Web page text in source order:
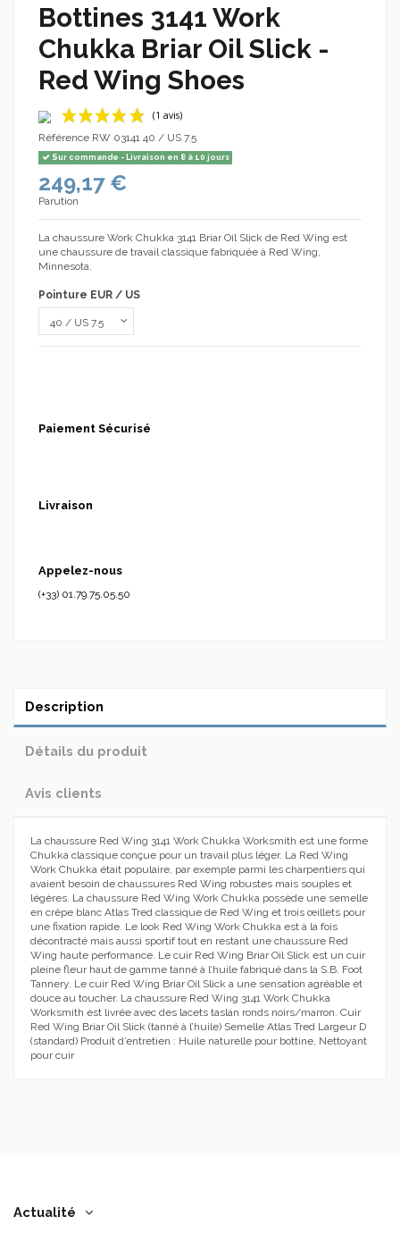
Bottines 3141 Work
Chukka Briar Oil Slick -
Red Wing Shoes
Référence RW 03141 40 / US 7.5
Sur commande - Livraison en 8 à 10 jours
249,17 €
Parution
La chaussure Work Chukka 3141 Briar Oil Slick de Red Wing est
une chaussure de travail classique fabriquée à Red Wing,
Minnesota.
Pointure EUR / US
Paiement Sécurisé
Livraison
Appelez-nous
(+33) 01.79.75.05.50
Description
Détails du produit
Avis clients
La chaussure Red Wing 3141 Work Chukka Worksmith est une forme
Chukka classique conçue pour un travail plus léger. La Red Wing
Work Chukka était populaire, par exemple parmi les charpentiers qui
avaient besoin de chaussures Red Wing robustes mais souples et
légères. La chaussure Red Wing Work Chukka possède une semelle
en crêpe blanc Atlas Tred classique de Red Wing et trois œillets pour
une fixation rapide. Le look Red Wing Work Chukka est à la fois
décontracté mais aussi sportif tout en restant une chaussure Red
Wing haute performance. Le cuir Red Wing Briar Oil Slick est un cuir
pleine fleur haut de gamme tanné à l’huile fabriqué dans la S.B. Foot
Tannery. Le cuir Red Wing Briar Oil Slick a une sensation agréable et
douce au toucher. La chaussure Red Wing 3141 Work Chukka
Worksmith est livrée avec des lacets taslan ronds noirs/marron. Cuir
Red Wing Briar Oil Slick (tanné à l’huile) Semelle Atlas Tred Largeur D
(standard) Produit d’entretien : Huile naturelle pour bottine, Nettoyant
pour cuir
Actualité